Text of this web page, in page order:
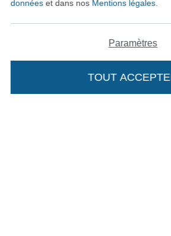
Passer à
donnéeset dans nos Mentions légales.
Paramètres
TOUT